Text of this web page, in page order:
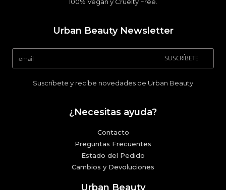
Urban Beauty Newsletter
SUSCRÍBETE
Suscríbete y recibe novedades de Urban Beauty
¿Necesitas ayuda?
Contacto
Preguntas Frecuentes
Estado del Pedido
Cambios y Devoluciones
Urban Beauty